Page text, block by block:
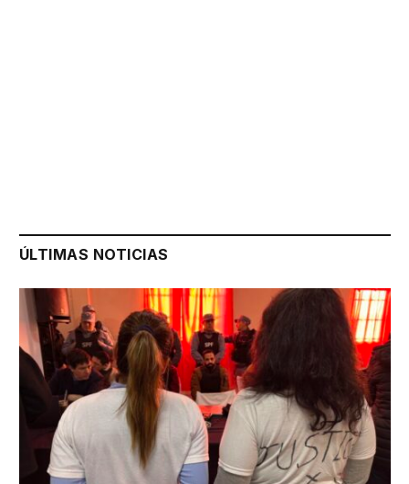
ÚLTIMAS NOTICIAS